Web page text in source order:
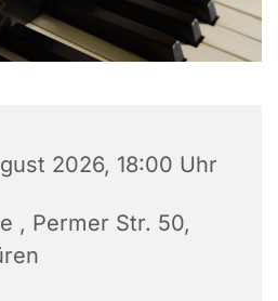
2026, 18:00 Uhr
, Permer Str. 50,